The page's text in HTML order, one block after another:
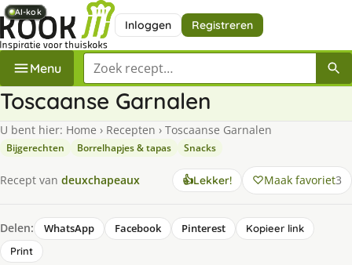
Inloggen Registreren
Menu Zoek een recept
Toscaanse Garnalen
U bent hier: Home › Recepten › Toscaanse Garnalen
Bijgerechten Borrelhapjes & tapas Snacks
Recept van deuxchapeaux 👍Lekker! Maak favoriet3
Delen: WhatsApp Facebook Pinterest
Kopieer link
Print
AI-kok
AI-kok
AI-kok
AI-kok
AI-kok
AI-kok